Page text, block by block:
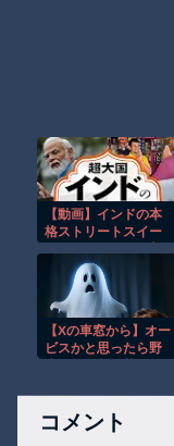
【動画】インドの本
格ストリートスイー
味そうな雰囲気
【Xの車窓から】オー
ビスかと思ったら野
コメント